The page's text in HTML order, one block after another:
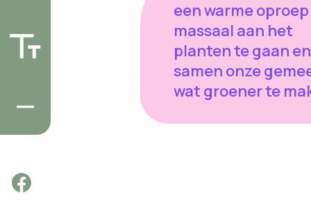
een warme
massaal aan het
planten te gaan
samen onze
wat groener te